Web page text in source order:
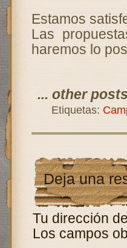
Estamos
Las
haremos lo
... other
Etiquetas:
Deja una
Tu dirección
Los campos